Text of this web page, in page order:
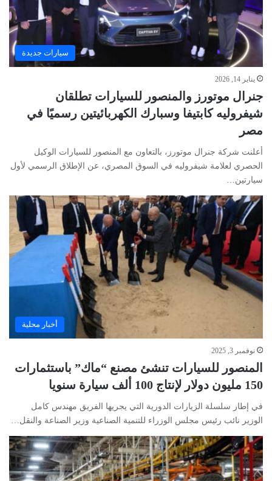
سيارات جديدة
يناير 14, 2026
جنرال موتورز والمنصور للسيارات تطلقان
شيفروليه كابتيفا وسبارك الكهربائيتين رسميًا في
مصر
أعلنت شركة جنرال موتورز، بالتعاون مع المنصور للسيارات الوكيل
الحصري لعلامة شيفروليه في السوق المصري، عن الإطلاق الرسمي لأول
سيارتين…
أخبار محلية
نوفمبر 3, 2025
المنصور للسيارات تنشئ مصنع “ماك” باستثمارات
150 مليون دولار لإنتاج 100 ألف سيارة سنويا
في إطار سلسلة الزيارات الدورية التي يجريها الفريق مهندس كامل
الوزير نائب رئيس مجلس الوزراء للتنمية الصناعية وزير الصناعة والنقل…